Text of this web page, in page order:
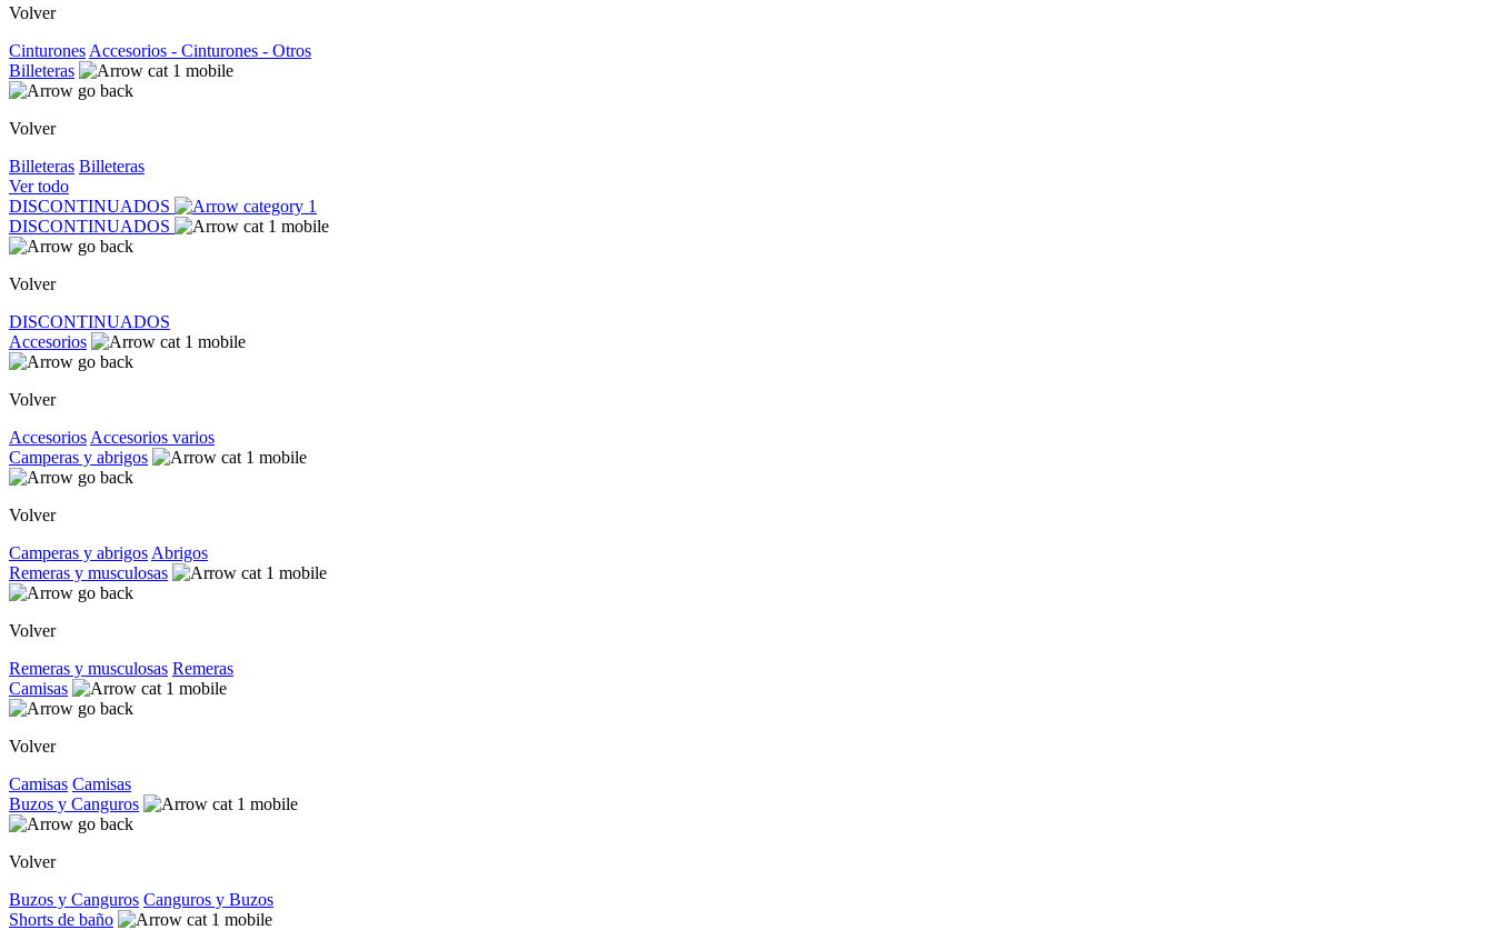
Volver
Cinturones Accesorios - Cinturones - Otros
Billeteras
Volver
Billeteras Billeteras
Ver todo
DISCONTINUADOS
DISCONTINUADOS
Volver
DISCONTINUADOS
Accesorios
Volver
Accesorios Accesorios varios
Camperas y abrigos
Volver
Camperas y abrigos Abrigos
Remeras y musculosas
Volver
Remeras y musculosas Remeras
Camisas
Volver
Camisas Camisas
Buzos y Canguros
Volver
Buzos y Canguros Canguros y Buzos
Shorts de baño